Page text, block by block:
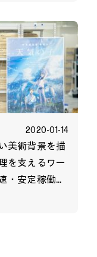
2020-01-14
美術背景を描
を支えるワー
・安定稼働が